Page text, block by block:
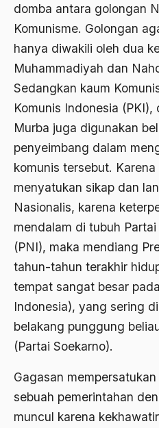
domba antara golongan
Komunisme. Golongan
hanya diwakili oleh dua
Muhammadiyah dan
Sedangkan kaum
Komunis Indonesia
Murba juga digunakan
penyeimbang dalam
komunis tersebut.
menyatukan sikap dan
Nasionalis, karena
mendalam di tubuh
(PNI), maka mendiang
tahun-tahun terakhir
tempat sangat besar
Indonesia), yang sering
belakang punggung
(Partai Soekarno).
Gagasan
sebuah pemerintahan
muncul karena
2003
2001
2000
1998
1997
1996
1995
1994
1993
1992
1991
1990
1989
1988
Abu AMrin Ibnu Alla'
Abu Bakar Ba’asyir
Abu Hanifah
abu jihad
Abu Sangkan
Abu Zayd
Aceh
Ad-daulah
Adagium
adat
Adat dan Syari'at
Adat Pra-Islam